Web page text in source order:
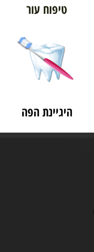
טיפוח עור
היגיינת הפה